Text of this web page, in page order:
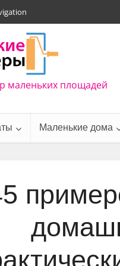
маленьких площадей
Маленькие дома